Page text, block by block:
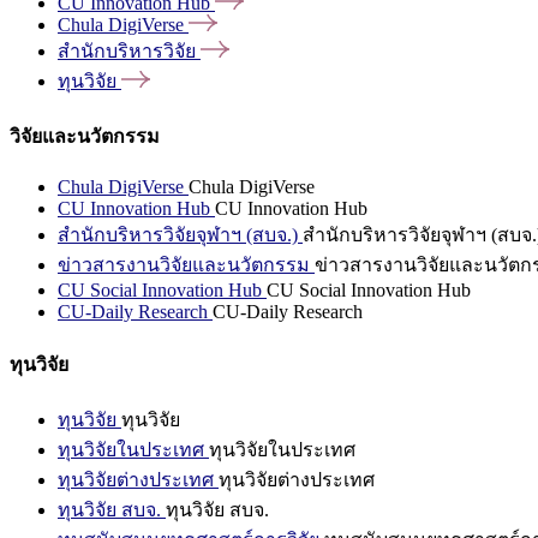
Chula DigiVerse
สำนักบริหารวิจัย
ทุนวิจัย
วิจัยและนวัตกรรม
Chula DigiVerse Chula DigiVerse
CU Innovation Hub CU Innovation Hub
สำนักบริหารวิจัยจุฬาฯ (สบจ.) สำนักบริหารวิจัยจุฬาฯ (สบจ
ข่าวสารงานวิจัยและนวัตกรรม ข่าวสารงานวิจัยและนวัตก
CU Social Innovation Hub CU Social Innovation Hub
CU-Daily Research CU-Daily Research
ทุนวิจัย
ทุนวิจัย ทุนวิจัย
ทุนวิจัยในประเทศ ทุนวิจัยในประเทศ
ทุนวิจัยต่างประเทศ ทุนวิจัยต่างประเทศ
ทุนวิจัย สบจ. ทุนวิจัย สบจ.